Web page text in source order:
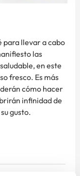
para llevar a cabo
las
en este
fresco. Es más
cómo hacer
infinidad de
gusto.